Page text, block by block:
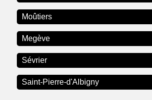
Moûtiers
Megève
Sévrier
Saint-Pierre-d'Albigny